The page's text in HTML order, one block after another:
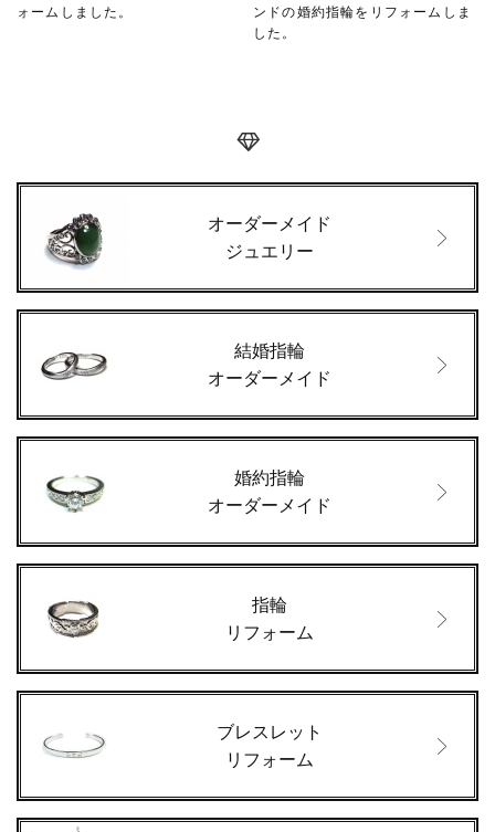
ォームしました。
ンドの婚約指輪をリフォームしま
した。
オーダーメイド
ジュエリー
結婚指輪
オーダーメイド
婚約指輪
オーダーメイド
指輪
リフォーム
ブレスレット
リフォーム